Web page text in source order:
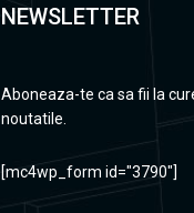
NEWSLETTER
Aboneaza-te ca sa fii la
noutatile.
[mc4wp_form id="3790"]